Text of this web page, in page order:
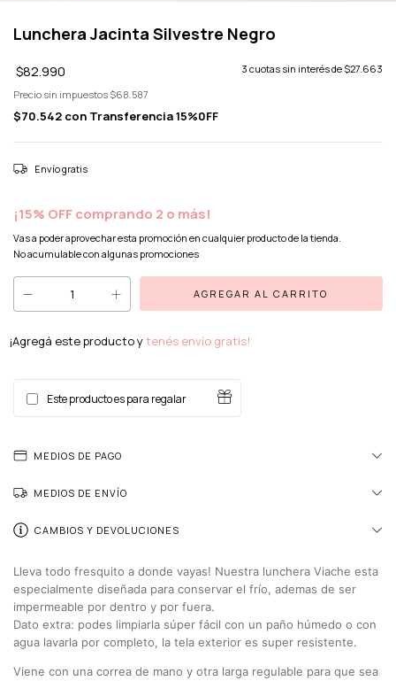
Lunchera Jacinta Silvestre Negro
$82.990 3 cuotas sin interés de $27.663
Precio sin impuestos $68.587
$70.542 con Transferencia 15%0FF
Envío gratis
¡15% OFF comprando 2 o más!
Vas a poder aprovechar esta promoción en cualquier producto de la tienda.
No acumulable con algunas promociones
¡Agregá este producto ytenés envío gratis!
Este producto es para regalar
MEDIOS DE PAGO
MEDIOS DE ENVÍO
CAMBIOS Y DEVOLUCIONES
Lleva todo fresquito a donde vayas! Nuestra lunchera Viache esta
especialmente diseñada para conservar el frío, ademas de ser
impermeable por dentro y por fuera.
Dato extra: podes limpiarla súper fácil con un paño húmedo o con
agua lavarla por completo, la tela exterior es super resistente.
Viene con una correa de mano y otra larga regulable para que sea